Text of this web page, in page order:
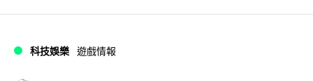
科技娛樂 遊戲情報